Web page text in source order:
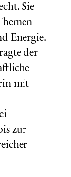
Sie
Energie.
der
mit
zur